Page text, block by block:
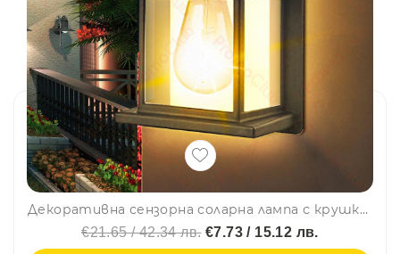
Декоративна сензорна соларна лампа с крушка BK-888 - SOLAR INTERACTION WALL LAMP
€21.65 / 42.34 лв.€7.73 / 15.12 лв.